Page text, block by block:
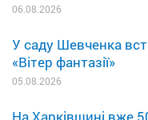
06.08.2026
У саду Шевченка
«Вітер фантазії»
05.08.2026
На Харківщині вже